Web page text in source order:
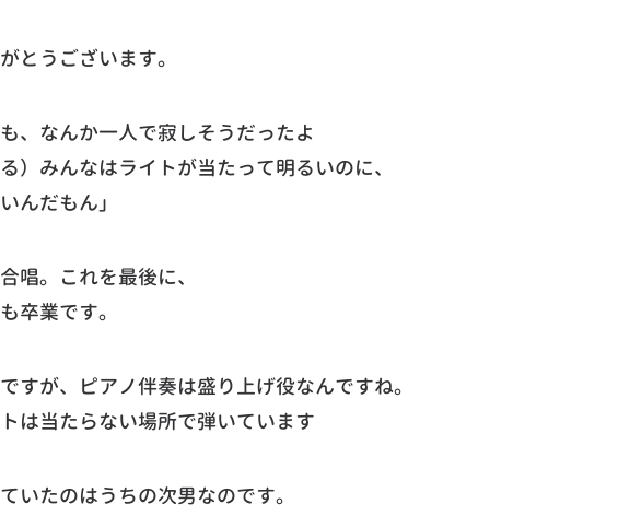
とうございます。
、なんか一人で寂しそうだったよ
）みんなはライトが当たって明るいのに、
んだもん」
唱。これを最後に、
卒業です。
すが、ピアノ伴奏は盛り上げ役なんですね。
は当たらない場所で弾いています
いたのはうちの次男なのです。